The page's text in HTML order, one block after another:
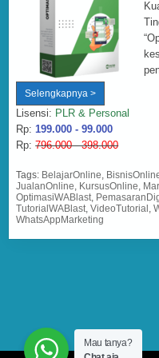
Selengkapnya >Optimasi
WA
Blast
Lisensi: PLR & Personal
Rp:199.000 - 99.000
Rp:796.000 - 398.000
Tags: BelajarOnline,
JualanOnline, KursusOnline,
OptimasiWABlast,
TutorialWABlast,VideoTutorial ,
WhatsAppMarketing
Mau tanya?